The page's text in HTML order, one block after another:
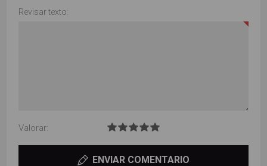
Revisar texto:
Valorar:
ENVIAR COMENTARIO